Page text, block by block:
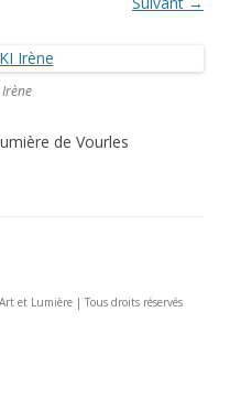
Irène
de Vourles
et Lumière | Tous droits réservés